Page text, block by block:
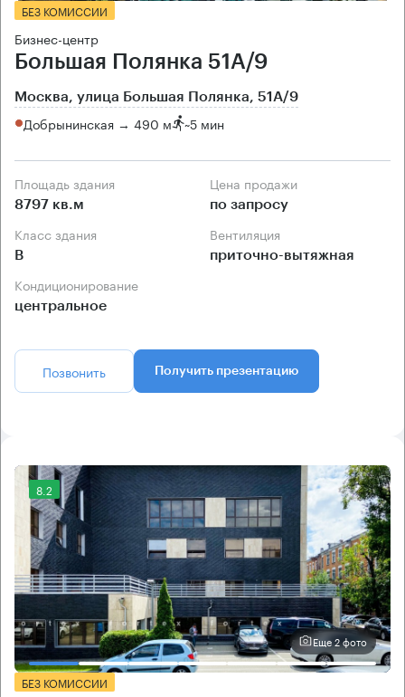
БЕЗ КОМИССИИ
Бизнес-центр
Большая Полянка 51А/9
Москва, улица Большая Полянка, 51А/9
Добрынинская → 490 м ~5 мин
Площадь здания
8797 кв.м
Цена продажи
по запросу
Класс здания
B
Вентиляция
приточно-вытяжная
Кондиционирование
центральное
Позвонить Получить презентацию
8.2
Еще 2 фото
БЕЗ КОМИССИИ